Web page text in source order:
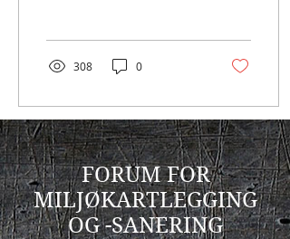
arrangementer som vi
308 0
FORUM FOR
MILJØKARTLEGGING
OG -SANERING